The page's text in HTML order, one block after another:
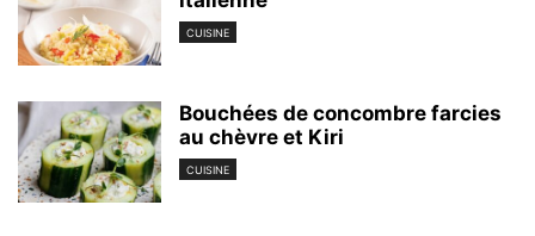
CUISINE
Bouchées de concombre farcies
au chèvre et Kiri
CUISINE